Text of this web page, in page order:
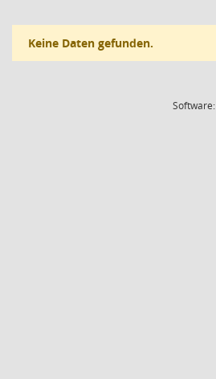
Keine Daten gefunden.
Software: